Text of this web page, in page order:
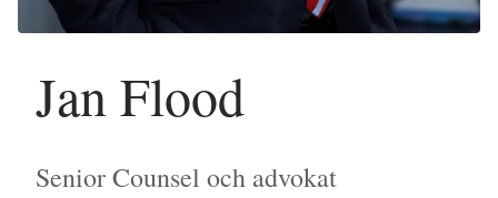
Jan Flood
Senior Counsel och advokat